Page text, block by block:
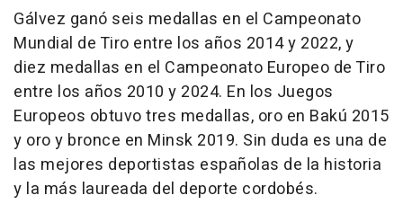
Gálvez ganó seis medallas en el Campeonato
Mundial de Tiro entre los años 2014 y 2022, y
diez medallas en el Campeonato Europeo de Tiro
entre los años 2010 y 2024. En los Juegos
Europeos obtuvo tres medallas, oro en Bakú 2015
y oro y bronce en Minsk 2019. Sin duda es una de
las mejores deportistas españolas de la historia
y la más laureada del deporte cordobés.